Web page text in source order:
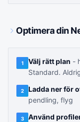
Optimera din
1 Välj rätt plan -
Standard.
2 Ladda ner för
pendling, flyg
3 Använd